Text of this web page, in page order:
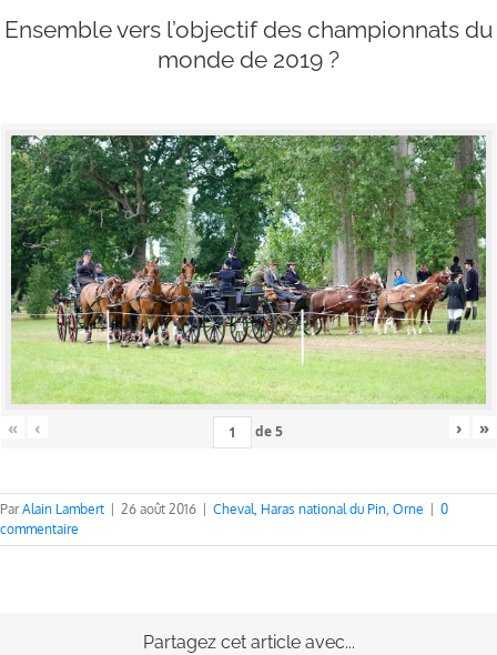
Ensemble vers l’objectif des championnats du
monde de 2019 ?
« ‹ de5 › »
ParAlain Lambert 26 août 2016 Cheval Haras national du Pin Orne
0
commentaire
Partagez cet article avec...